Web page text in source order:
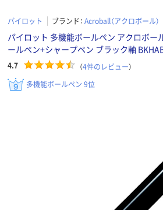
パイロット ブランド： Acroball（アクロボール）
パイロット 多機能ボールペン アクロボー
ールペン+シャープペン ブラック軸
4.7 （4件のレビュー）
多機能ボールペン 9位